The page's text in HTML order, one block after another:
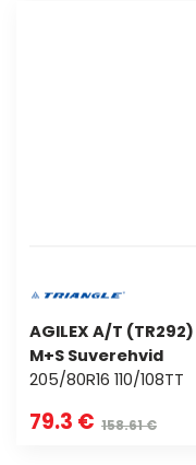
AGILEX A/T (TR292)
M+S Suverehvid
205/80R16 110/108TT
79.3 € 158.61 €